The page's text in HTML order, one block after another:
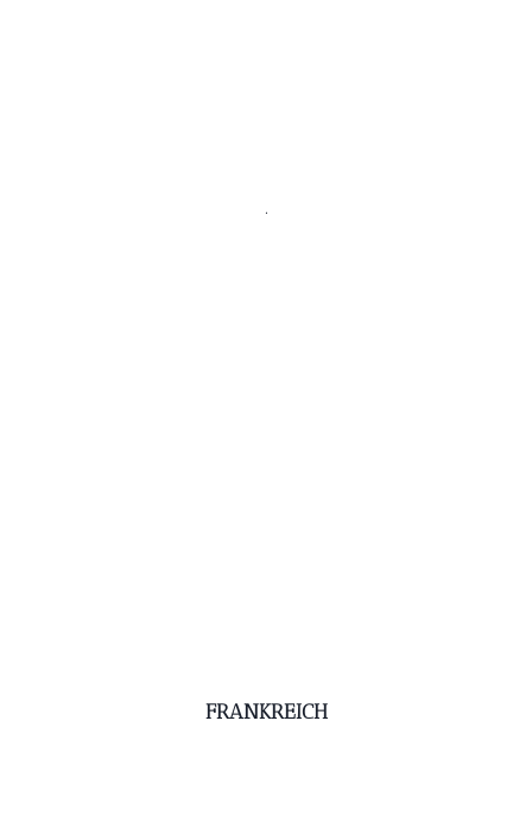
.
FRANKREICH